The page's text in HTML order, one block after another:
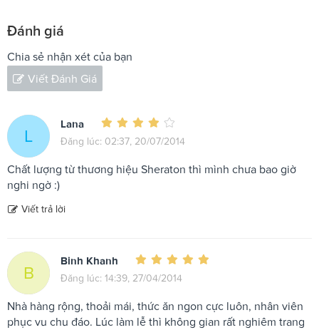
Đánh giá
Chia sẻ nhận xét của bạn
Viết Đánh Giá
L
Lana
Đăng lúc: 02:37, 20/07/2014
Chất lượng từ thương hiệu Sheraton thì mình chưa bao giờ
nghi ngờ :)
Viết trả lời
B
Binh Khanh
Đăng lúc: 14:39, 27/04/2014
Nhà hàng rộng, thoải mái, thức ăn ngon cực luôn, nhân viên
phục vu chu đáo. Lúc làm lễ thì không gian rất nghiêm trang